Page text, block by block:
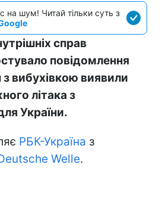
на шум! Читай тільки суть з
справ
повідомлення
вибухівкою виявили
літака з
України.
РБК-Україна з
Welle.